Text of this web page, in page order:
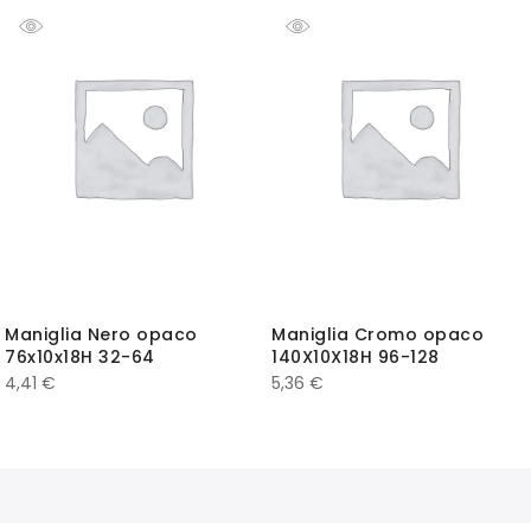
Maniglia Nero opaco
76x10x18H 32-64
4,41 €
Maniglia Cromo opaco
140X10X18H 96-128
5,36 €